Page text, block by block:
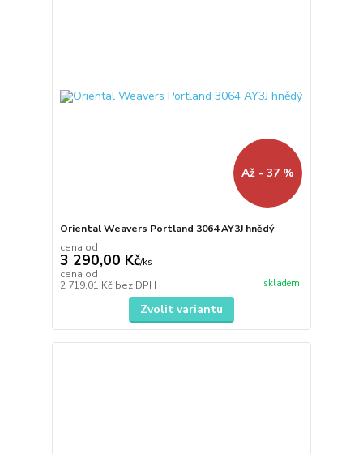
Až - 37 %
Oriental Weavers Portland 3064 AY3J hnědý
cena od
3 290,00 Kč/ks
cena od
2 719,01 Kč bez DPH skladem
Zvolit variantu